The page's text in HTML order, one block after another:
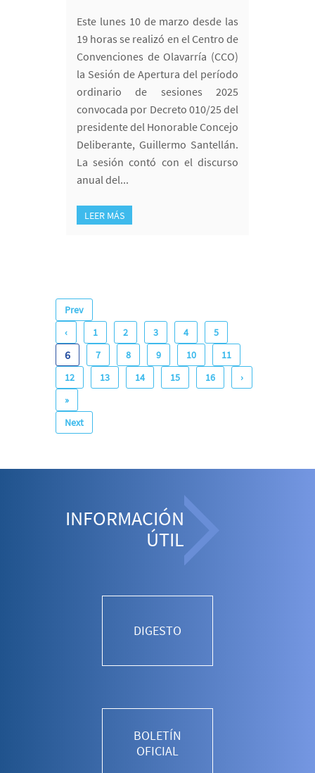
Este lunes 10 de marzo desde las
19 horas se realizó en el Centro de
Convenciones de Olavarría (CCO)
la Sesión de Apertura del período
ordinario de sesiones 2025
convocada por Decreto 010/25 del
presidente del Honorable Concejo
Deliberante, Guillermo Santellán.
La sesión contó con el discurso
anual del...
LEER MÁS
Prev
‹
1 2 3 4 5
6 7 8 9 10
11
12
13 14 15 16
›
»
Next
INFORMACIÓN
ÚTIL
DIGESTO
BOLETÍN
OFICIAL